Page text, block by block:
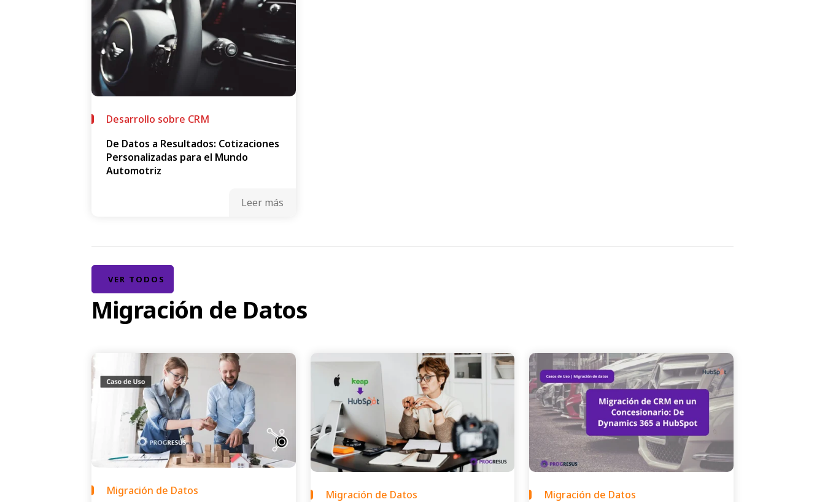
Desarrollo sobre CRM
De Datos a Resultados: Cotizaciones
Personalizadas para el Mundo
Automotriz
Leer más
VER TODOS
Migración de Datos
Migración de Datos
Migración de Datos
Migración de Datos